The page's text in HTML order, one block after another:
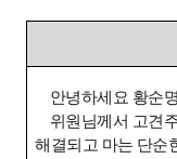
안녕하세요 황순명
위원님께서 고견
해결되고 마는 단순